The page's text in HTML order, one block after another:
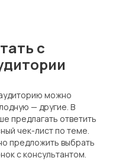
с
можно
— другие. В
предлагать ответить
чек-лист по теме.
предложить выбрать
с консультантом.